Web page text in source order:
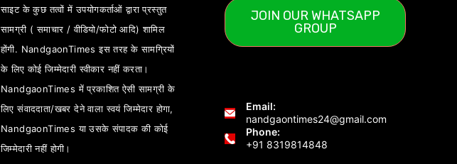
साइट के कुछ तत्वों में उपयोगकर्ताओं द्वारा प्रस्तुत
सामग्री ( समाचार / वीडियो/फोटो आदि) शामिल
होंगी. NandgaonTimes इस तरह के सामग्रियों
के लिए कोई जिम्मेदारी स्वीकार नहीं करता।
NandgaonTimes में प्रकाशित ऐसी सामग्री के
लिए संवाददाता/खबर देने वाला स्वयं जिम्मेदार होगा,
NandgaonTimes या उसके संपादक की कोई
जिम्मेदारी नहीं होगी।
JOIN OUR WHATSAPP
GROUP
Email:
nandgaontimes24@gmail.com
Phone:
+91 8319814848